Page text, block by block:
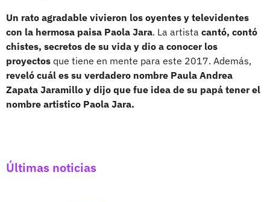
Un rato agradable vivieron los oyentes y televidentes
con la hermosa paisa Paola Jara. La artista cantó, contó
chistes, secretos de su vida y dio a conocer los
proyectos que tiene en mente para este 2017. Además,
reveló cuál es su verdadero nombre Paula Andrea
Zapata Jaramillo y dijo que fue idea de su papá tener el
nombre artistico Paola Jara.
Últimas noticias